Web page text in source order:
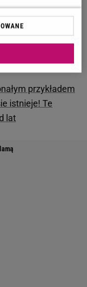
się na
na krótki
Kinga
wiedziała o
przykładem
istnieje! Te
lat